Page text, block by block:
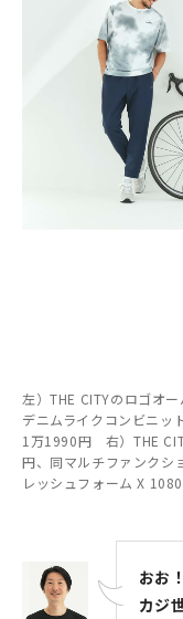
左）THE CITYのロゴオ
デニムライクコンビニ
1万1990円 右）THE
円、同マルチファンクシ
レッシュフォーム X
おお
カジ